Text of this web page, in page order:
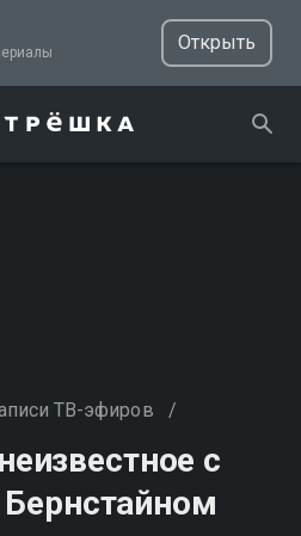
фильмы и сериалы
Открыть
ТВ-эфиров /
с